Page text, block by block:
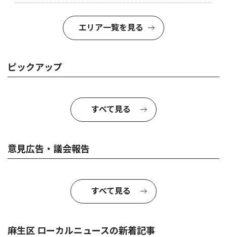
エリア一覧を見る
ピックアップ
すべて見る
意見広告・議会報告
すべて見る
麻生区 ローカルニュースの新着記事